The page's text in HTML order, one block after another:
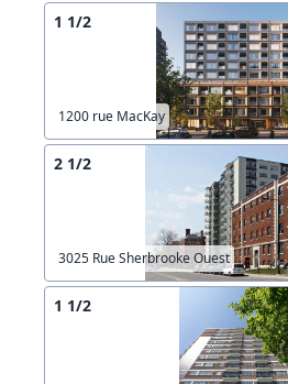
1 1/2
1200 rue MacKay
2 1/2
3025 Rue Sherbrooke Ouest
1 1/2